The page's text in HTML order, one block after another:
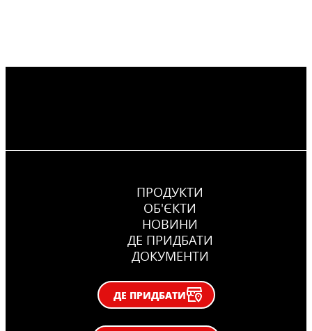
ПРОДУКТИ
ОБ'ЄКТИ
НОВИНИ
ДЕ ПРИДБАТИ
ДОКУМЕНТИ
ДЕ ПРИДБАТИ